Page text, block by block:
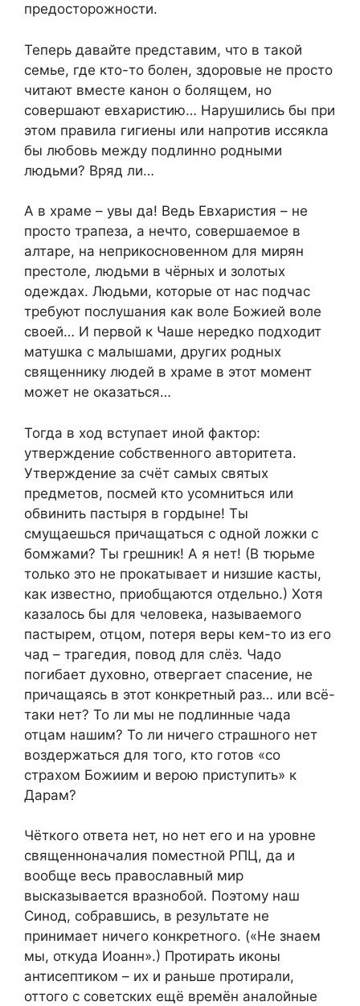
предосторожности.
Теперь давайте представим, что в такой
семье, где кто-то болен, здоровые не просто
читают вместе канон о болящем, но
совершают евхаристию… Нарушились бы при
этом правила гигиены или напротив иссякла
бы любовь между подлинно родными
людьми? Вряд ли…
А в храме – увы да! Ведь Евхаристия – не
просто трапеза, а нечто, совершаемое в
алтаре, на неприкосновенном для мирян
престоле, людьми в чёрных и золотых
одеждах. Людьми, которые от нас подчас
требуют послушания как воле Божией воле
своей… И первой к Чаше нередко подходит
матушка с малышами, других родных
священнику людей в храме в этот момент
может не оказаться…
Тогда в ход вступает иной фактор:
утверждение собственного авторитета.
Утверждение за счёт самых святых
предметов, посмей кто усомниться или
обвинить пастыря в гордыне! Ты
смущаешься причащаться с одной ложки с
бомжами? Ты грешник! А я нет! (В тюрьме
только это не прокатывает и низшие касты,
как известно, приобщаются отдельно.) Хотя
казалось бы для человека, называемого
пастырем, отцом, потеря веры кем-то из его
чад – трагедия, повод для слёз. Чадо
погибает духовно, отвергает спасение, не
причащаясь в этот конкретный раз… или всё-
таки нет? То ли мы не подлинные чада
отцам нашим? То ли ничего страшного нет
воздержаться для того, кто готов «со
страхом Божиим и верою приступить» к
Дарам?
Чёткого ответа нет, но нет его и на уровне
священноначалия поместной РПЦ, да и
вообще весь православный мир
высказывается вразнобой. Поэтому наш
Синод, собравшись, в результате не
принимает ничего конкретного. («Не знаем
мы, откуда Иоанн».) Протирать иконы
антисептиком – их и раньше протирали,
оттого с советских ещё времён аналойные